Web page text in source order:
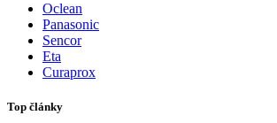
Oclean
Panasonic
Sencor
Eta
Curaprox
Top články